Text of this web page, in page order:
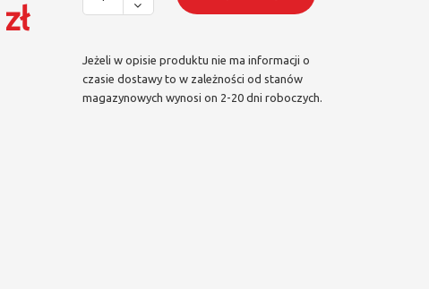
Jeżeli w opisie produktu nie ma informacji o
czasie dostawy to w zależności od stanów
magazynowych wynosi on 2-20 dni roboczych.